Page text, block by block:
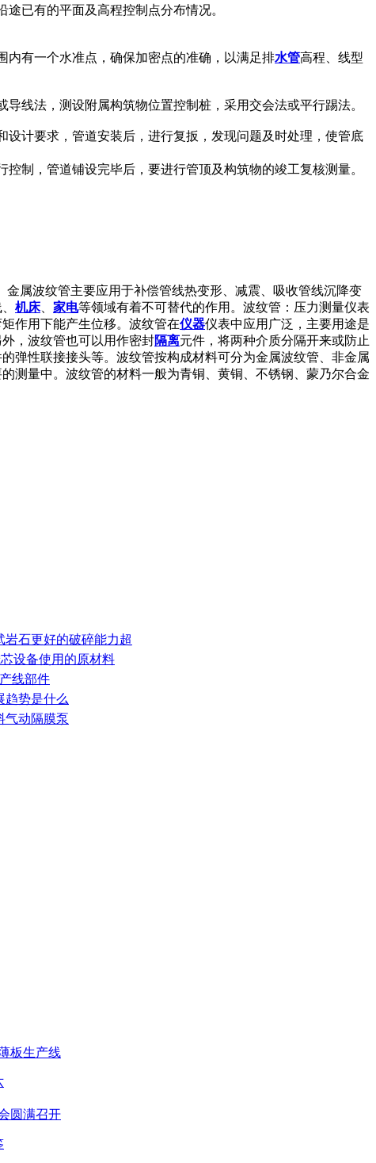
已有的平面及高程控制点分布情况。
内有一个水准点，确保加密点的准确，以满足排水管高程、线型
线法，测设附属构筑物位置控制桩，采用交会法或平行踢法。
设计要求，管道安装后，进行复扳，发现问题及时处理，使管底
制，管道铺设完毕后，要进行管顶及构筑物的竣工复核测量。
金属波纹管主要应用于补偿管线热变形、减震、吸收管线沉降变
机床、 家电等领域有着不可替代的作用。波纹管：压力测量仪表
作用下能产生位移。波纹管在仪器仪表中应用广泛，主要用途是
，波纹管也可以用作密封隔离元件，将两种介质分隔开来或防止
弹性联接接头等。波纹管按构成材料可分为金属波纹管、非金属
测量中。波纹管的材料一般为青铜、黄铜、不锈钢、蒙乃尔合金
岩石更好的破碎能力超
设备使用的原材料
线部件
趋势是什么
气动隔膜泵